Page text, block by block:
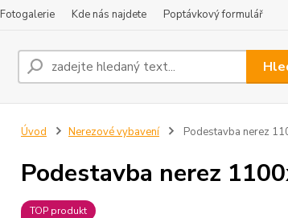
Fotogalerie Kde nás najdete Poptávkový formulář
Úvod Nerezové vybavení Podestavba nerez
Podestavba nerez
TOP produkt